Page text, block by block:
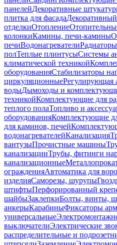
панелейДекоративные
плитка для фасада
отделкиОтопление
колонкиКамины, печи-камины
печиВодонагреватели
полТеплые плинтусыСистемы
климатической техникой
оборудованияСтабилизаторы
циркуляционныеРегулирующая
водыДымоходы и
техникойКомплектующие для
теплого полаТопливо и
оборудованияКомплектующие
для каминов, печей
водонагревателейКанализация
вантузыПрочистные машины
канализацииТрубы, фитинги
канализационные
огражденияАвтоматика для
изделияСаморезы, шурупы
штифтыПерфорированный
шайбыЗаклепкиБолты, винты,
анкерыКарабиныФиксаторы
универсальные
выключателиЭлектрические
распределительные и